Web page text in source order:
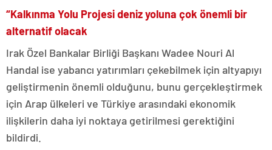
“Kalkınma Yolu Projesi deniz yoluna çok önemli bir
alternatif olacak
Irak Özel Bankalar Birliği Başkanı Wadee Nouri Al
Handal ise yabancı yatırımları çekebilmek için altyapıyı
geliştirmenin önemli olduğunu, bunu gerçekleştirmek
için Arap ülkeleri ve Türkiye arasındaki ekonomik
ilişkilerin daha iyi noktaya getirilmesi gerektiğini
bildirdi.